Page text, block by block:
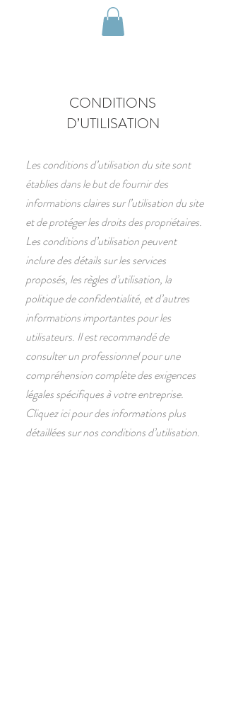
Réserver
CONDITIONS
D’UTILISATION
Les conditions d’utilisation du site sont
établies dans le but de fournir des
informations claires sur l’utilisation du site
et de protéger les droits des propriétaires.
Les conditions d’utilisation peuvent
inclure des détails sur les services
proposés, les règles d’utilisation, la
politique de confidentialité, et d’autres
informations importantes pour les
utilisateurs. Il est recommandé de
consulter un professionnel pour une
compréhension complète des exigences
légales spécifiques à votre entreprise.
Cliquez ici pour des informations plus
détaillées sur nos conditions d’utilisation.